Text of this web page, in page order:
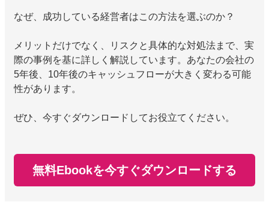
なぜ、成功している経営者はこの方法を選ぶのか？
メリットだけでなく、リスクと具体的な対処法まで、実
際の事例を基に詳しく解説しています。あなたの会社の
5年後、10年後のキャッシュフローが大きく変わる可能
性があります。
ぜひ、今すぐダウンロードしてお役立てください。
無料Ebookを今すぐダウンロードする